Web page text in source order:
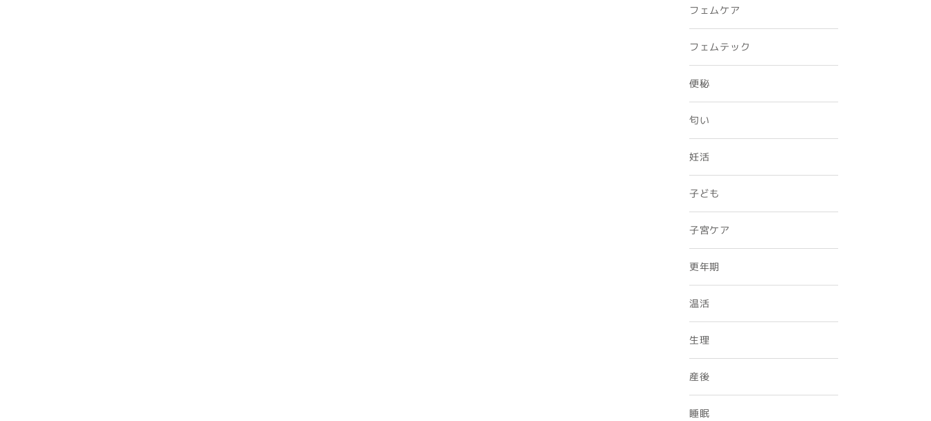
フェムケア
フェムテック
便秘
匂い
妊活
子ども
子宮ケア
更年期
温活
生理
産後
睡眠